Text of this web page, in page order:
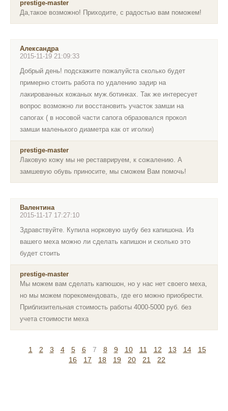
prestige-master
Да,такое возможно! Приходите, с радостью вам поможем!
Александра
2015-11-19 21:09:33
Добрый день! подскажите пожалуйста сколько будет
примерно стоить работа по удалению задир на
лакированных кожаных муж.ботинках. Так же интересует
вопрос возможно ли восстановить участок замши на
сапогах ( в носовой части сапога образовался прокол
замши маленького диаметра как от иголки)
prestige-master
Лаковую кожу мы не реставрируем, к сожалению. А
замшевую обувь приносите, мы сможем Вам помочь!
Валентина
2015-11-17 17:27:10
Здравствуйте. Купила норковую шубу без капишона. Из
вашего меха можно ли сделать капишон и сколько это
будет стоить
prestige-master
Мы можем вам сделать капюшон, но у нас нет своего меха,
но мы можем порекомендовать, где его можно приобрести.
Приблизительная стоимость работы 4000-5000 руб. без
учета стоимости меха
1 2 3 4 5 6 7 8 9 10 11 12 13 14
15
16
17 18 19 20 21 22